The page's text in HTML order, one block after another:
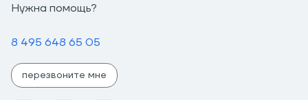
Нужна помощь?
8 495 648 65 05
перезвоните мне